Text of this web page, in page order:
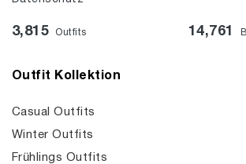
3,815 Outfits 14,761
Outfit Kollektion
Casual Outfits
Winter Outfits
Frühlings Outfits